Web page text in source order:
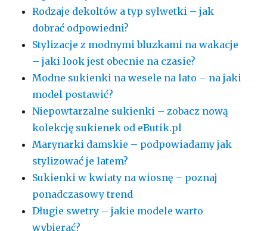
Rodzaje dekoltów a typ sylwetki – jak
dobrać odpowiedni?
Stylizacje z modnymi bluzkami na wakacje
– jaki look jest obecnie na czasie?
Modne sukienki na wesele na lato – na jaki
model postawić?
Niepowtarzalne sukienki – zobacz nową
kolekcję sukienek od eButik.pl
Marynarki damskie – podpowiadamy jak
stylizować je latem?
Sukienki w kwiaty na wiosnę – poznaj
ponadczasowy trend
Długie swetry – jakie modele warto
wybierać?